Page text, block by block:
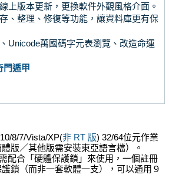
上版本更新，更換軟件外觀風格介面。
、整理、修復等功能，讓資料庫更有保
Unicode萬國碼字元表瀏覽、改造命運
門遁甲
8/7/Vista/XP(非 RT 版) 32/64位元作業
版／其他版需安裝東亞語言檔）。
配合「硬體保護鎖」來使用，一個註冊
鎖（而非一套軟體一支），可以通用９